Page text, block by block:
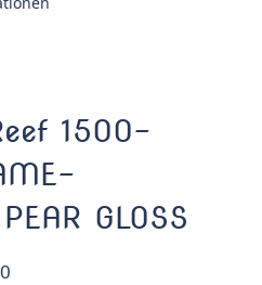
1500-
GLOSS